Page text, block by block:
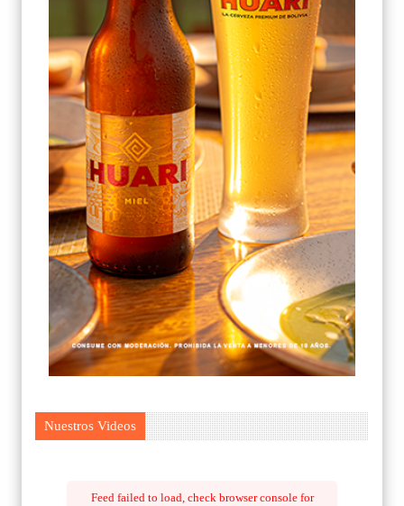
Nuestros Videos
Feed failed to load, check browser console for